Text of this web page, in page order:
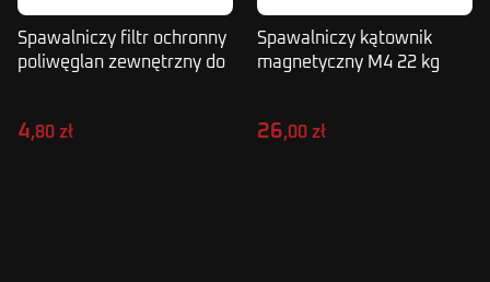
Spawalniczy filtr ochronny
poliwęglan zewnętrzny do
4,80 zł
Spawalniczy kątownik
magnetyczny M4 22 kg
26,00 zł